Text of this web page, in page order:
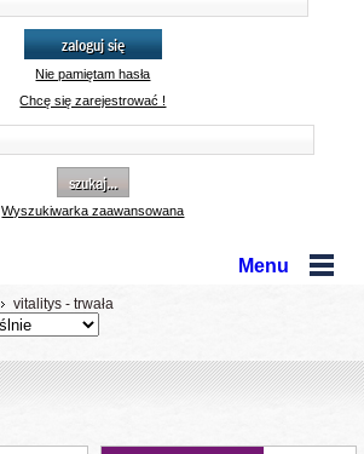
zaloguj się
Nie pamiętam hasła
Chcę się zarejestrować !
szukaj...
Wyszukiwarka zaawansowana
Menu
vitalitys - trwała